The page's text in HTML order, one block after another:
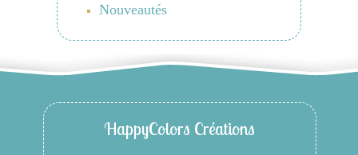
Nouveautés
HappyColors Créations